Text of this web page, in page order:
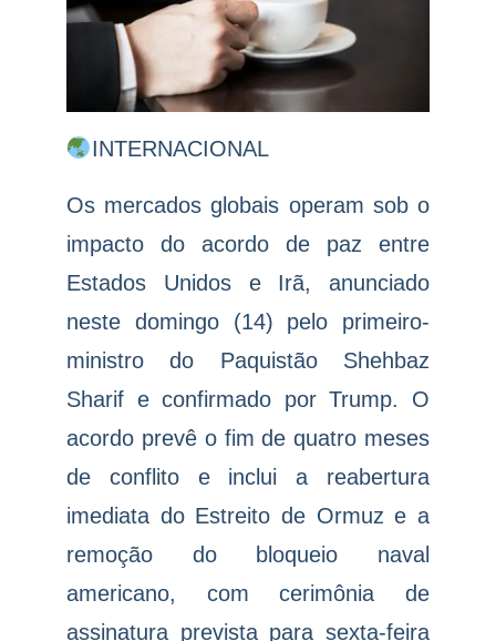
INTERNACIONAL
Os mercados globais operam sob o
impacto do acordo de paz entre
Estados Unidos e Irã, anunciado
neste domingo (14) pelo primeiro-
ministro do Paquistão Shehbaz
Sharif e confirmado por Trump. O
acordo prevê o fim de quatro meses
de conflito e inclui a reabertura
imediata do Estreito de Ormuz e a
remoção do bloqueio naval
americano, com cerimônia de
assinatura prevista para sexta-feira